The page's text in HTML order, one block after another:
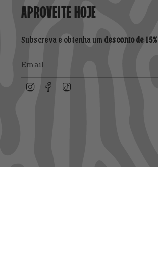
APROVEITE HOJE
Subscreva e obtenha um desconto de 15%
InstagramFacebook